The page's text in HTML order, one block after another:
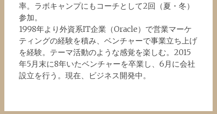
率。ラボキャンプにもコーチとして2回（夏・冬）
参加。
1998年より外資系IT企業（Oracle）で営業マーケ
ティングの経験を積み、ベンチャーで事業立ち上げ
を経験。テーマ活動のような感覚を楽しむ。2015
年5月末に8年いたベンチャーを卒業し、6月に会社
設立を行う。現在、ビジネス開発中。